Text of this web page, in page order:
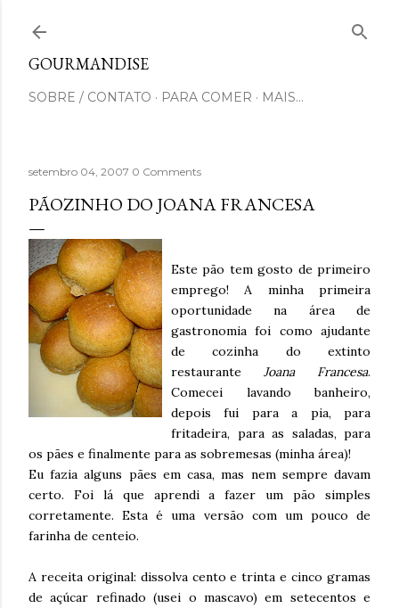
GOURMANDISE
SOBRE / CONTATO PARA COMER MAIS…
setembro 04, 2007 0 Comments
PÃOZINHO DO JOANA FRANCESA
Este pão tem gosto de primeiro
emprego! A minha primeira
oportunidade na área de
gastronomia foi como ajudante
de cozinha do extinto
restaurante Joana Francesa.
Comecei lavando banheiro,
depois fui para a pia, para
fritadeira, para as saladas, para
os pães e finalmente para as sobremesas (minha área)!
Eu fazia alguns pães em casa, mas nem sempre davam
certo. Foi lá que aprendi a fazer um pão simples
corretamente. Esta é uma versão com um pouco de
farinha de centeio.
A receita original: dissolva cento e trinta e cinco gramas
de açúcar refinado (usei o mascavo) em setecentos e